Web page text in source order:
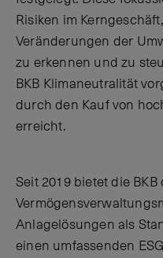
Risiken im
Veränderungen der
zu erkennen und zu
BKB Klimaneutralität
durch den Kauf von
erreicht.
Seit 2019 bietet die
Anlagelösungen als
einen umfassenden